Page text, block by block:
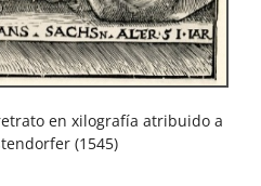
en xilografía atribuido a
(1545)